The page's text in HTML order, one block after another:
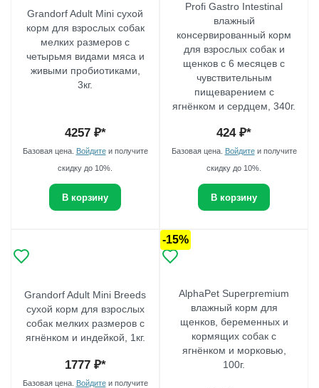
Grandorf Adult Mini сухой
корм для взрослых собак
мелких размеров с
четырьмя видами мяса и
живыми пробиотиками,
3кг.
4257₽*
Базовая цена. Войдитеи получите
скидку до 10%.
В корзину
Profi Gastro Intestinal
влажный
консервированный корм
для взрослых собак и
щенков с 6 месяцев с
чувствительным
пищеварением с
ягнёнком и сердцем, 340г.
424₽*
Базовая цена. Войдитеи получите
скидку до 10%.
В корзину
Grandorf Adult Mini Breeds
сухой корм для взрослых
собак мелких размеров с
ягнёнком и индейкой, 1кг.
1777₽*
Базовая цена. Войдитеи получите
-15%
AlphaPet Superpremium
влажный корм для
щенков, беременных и
кормящих собак с
ягнёнком и морковью,
100г.